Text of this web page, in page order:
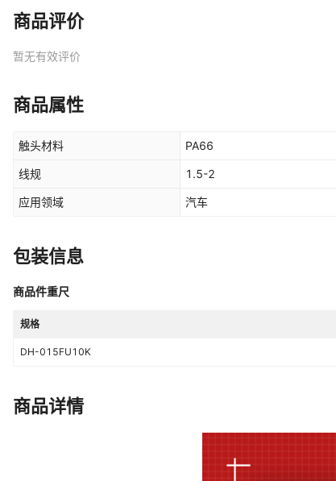
商品评价
暂无有效评价
商品属性
触头材料 PA66
线规 1.5-2
应用领域 汽车
包装信息
商品件重尺
规格
DH-015FU10K
商品详情